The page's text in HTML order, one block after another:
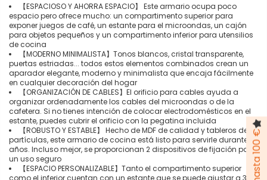
【ESPACIOSO Y AHORRA ESPACIO】 Este armario ocupa poco
espacio pero ofrece mucho: un compartimento superior para
exponer juegos de café, un estante para el microondas, un cajón
para objetos pequeños y un compartimento inferior para utensilios
de cocina
【MODERNO MINIMALISTA】Tonos blancos, cristal transparente,
puertas estriadas... todos estos elementos combinados crean un
aparador elegante, moderno y minimalista que encaja fácilmente
en cualquier decoración del hogar
【ORGANIZACIÓN DE CABLES】El orificio para cables ayuda a
organizar ordenadamente los cables del microondas o de la
cafetera. Si no tienes intención de colocar electrodomésticos en el
estante, puedes cubrir el orificio con la pegatina incluida
【ROBUSTO Y ESTABLE】 Hecho de MDF de calidad y tableros de
partículas, este armario de cocina está listo para servirle durante
años. Incluso mejor, se proporcionan 2 dispositivos de fijación para
un uso seguro
【ESPACIO PERSONALIZABLE】Tanto el compartimento superior
como el inferior cuentan con un estante que se puede ajustar a 3